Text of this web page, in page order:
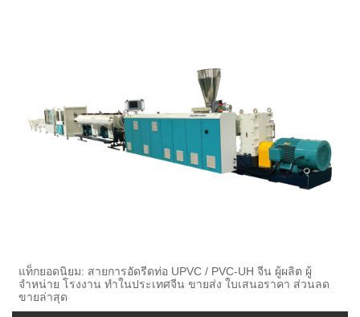
แท็กยอดนิยม: สายการอัดรีดท่อ UPVC / PVC-UH จีน ผู้ผลิต ผู้
จำหน่าย โรงงาน ทำในประเทศจีน ขายส่ง ใบเสนอราคา ส่วนลด
ขายล่าสุด